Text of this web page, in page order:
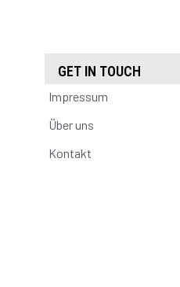
GET IN TOUCH
Impressum
Über uns
Kontakt